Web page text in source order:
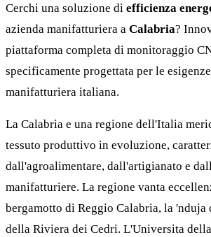
Cerchi una soluzione di efficienza
azienda manifatturiera a Calabria?
piattaforma completa di monitoraggio
specificamente progettata per le
manifatturiera italiana.
La Calabria e una regione dell'Italia
tessuto produttivo in evoluzione,
dall'agroalimentare, dall'artigianato e
manifatturiere. La regione vanta
bergamotto di Reggio Calabria, la
della Riviera dei Cedri. L'Universita